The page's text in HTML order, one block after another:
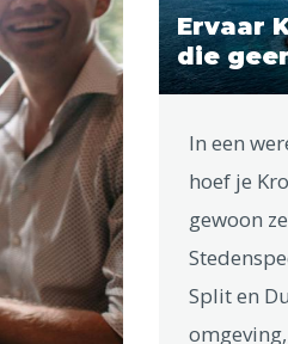
Ervaar
die
In een
hoef je
gewoon
Split en